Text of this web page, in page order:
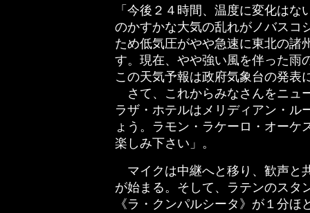
「今後２４時間、温度に変化はな
のかすかな大気の乱れがノバスコ
ため低気圧がやや急速に東北の諸
す。現在、やや強い風を伴った雨
この天気予報は政府気象台の発表
さて、これからみなさんをニュ
ラザ・ホテルはメリディアン・ル
ょう。ラモン・ラケーロ・オーケ
楽しみ下さい」。
マイクは中継へと移り、歓声と
が始まる。そして、ラテンのスタ
《ラ・クンパルシータ》が１分ほ